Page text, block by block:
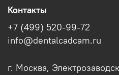
Контакты
+7 (499) 520-99-72
info@dentalcadcam.ru
г. Москва,